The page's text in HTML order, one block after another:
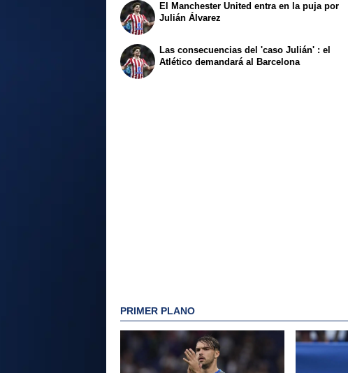
El Manchester United entra en la puja por
Julián Álvarez
Las consecuencias del 'caso Julián' : el
Atlético demandará al Barcelona
PRIMER PLANO